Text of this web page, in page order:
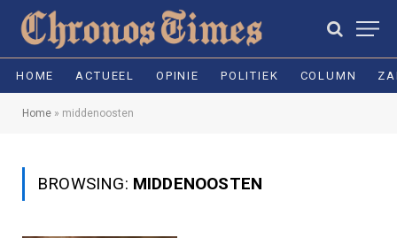
HOME ACTUEEL OPINIE POLITIEK COLUMN
Home » middenoosten
BROWSING: MIDDENOOSTEN